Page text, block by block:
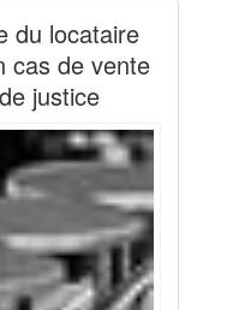
du locataire
cas de vente
justice